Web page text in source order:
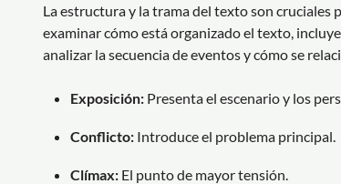
La estructura y la trama del texto son
examinar cómo está organizado el texto,
analizar la secuencia de eventos y cómo se
Exposición: Presenta el escenario y los
Conflicto: Introduce el problema principal.
Clímax: El punto de mayor tensión.